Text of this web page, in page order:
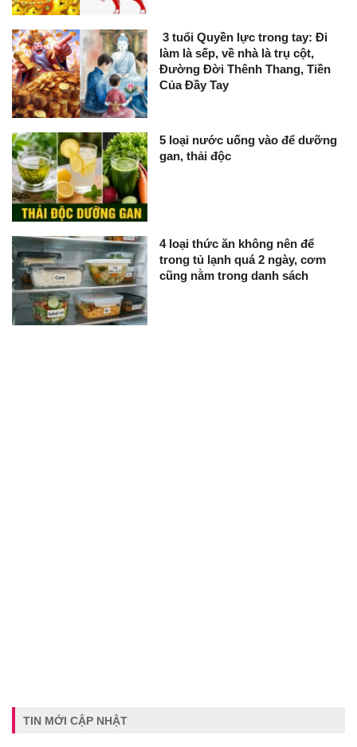
3 tuổi Quyền lực trong tay: Đi
làm là sếp, về nhà là trụ cột,
Đường Đời Thênh Thang, Tiền
Của Đầy Tay
5 loại nước uống vào để dưỡng
gan, thải độc
4 loại thức ăn không nên để
trong tủ lạnh quá 2 ngày, cơm
cũng nằm trong danh sách
TIN MỚI CẬP NHẬT